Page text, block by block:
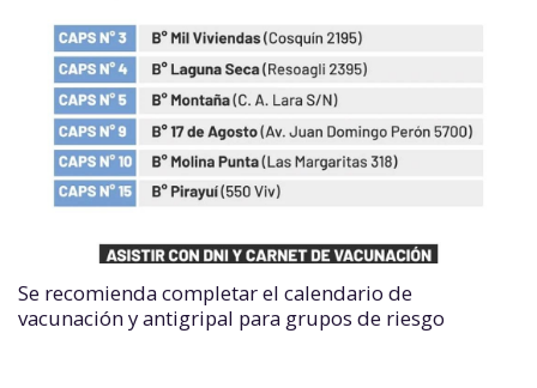
Se recomienda completar el calendario de
vacunación y antigripal para grupos de riesgo